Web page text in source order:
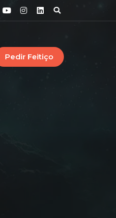
Pedir Feitiço